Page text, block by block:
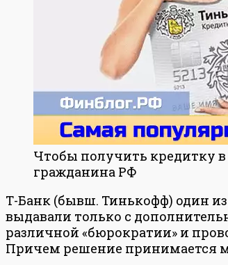
Чтобы получить кредитку
гражданина РФ
Т-Банк (бывш. Тинькофф) один
выдавали только с
различной «бюрократии» и
Причем решение принимается